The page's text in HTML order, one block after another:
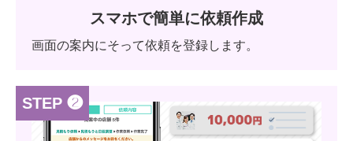
スマホで簡単に依頼作成
画面の案内にそって依頼を登録します。
STEP ❷